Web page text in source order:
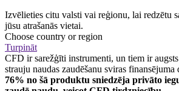
Izvēlieties citu valsti vai reģionu, lai redzētu
jūsu atrašanās vietai.
Choose country or region
Turpināt
CFD ir sarežģīti instrumenti, un tiem ir
strauju naudas zaudēšanu sviras finansējuma
76% no šā produktu sniedzēja privāto